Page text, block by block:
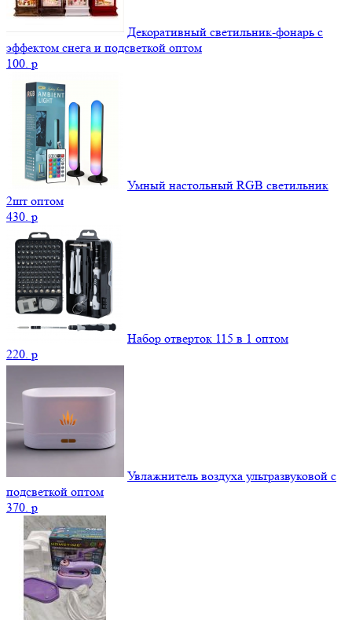
Декоративный светильник-фонарь с
эффектом снега и подсветкой оптом
100. p
Умный настольный RGB светильник
2шт оптом
430. p
Набор отверток 115 в 1 оптом
220. p
Увлажнитель воздуха ультразвуковой с
подсветкой оптом
370. p